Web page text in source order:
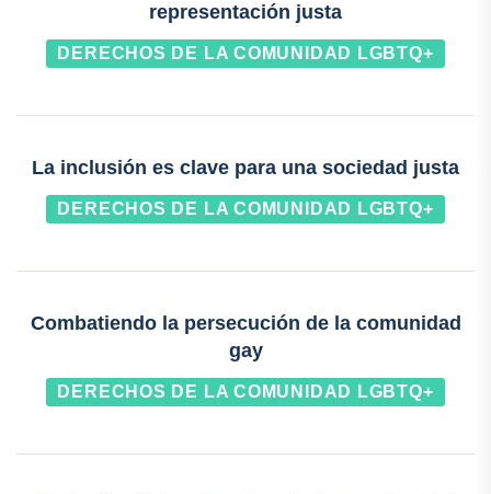
representación justa
DERECHOS DE LA COMUNIDAD LGBTQ+
La inclusión es clave para una sociedad justa
DERECHOS DE LA COMUNIDAD LGBTQ+
Combatiendo la persecución de la comunidad
gay
DERECHOS DE LA COMUNIDAD LGBTQ+